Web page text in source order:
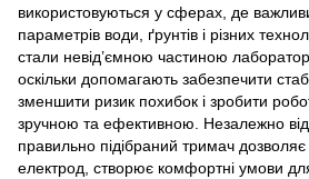
використовуються у сферах, де
параметрів води, ґрунтів і різних
стали невід’ємною частиною
оскільки допомагають забезпечити
зменшити ризик похибок і зробити
зручною та ефективною. Незалежно від
правильно підібраний тримач дозволяє
електрод, створює комфортні умови